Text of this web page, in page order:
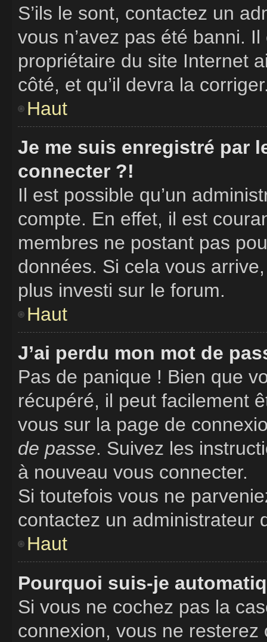
S’ils le sont, contactez un
vous n’avez pas été banni.
propriétaire du site Internet
côté, et qu’il devra la
Haut
Je me suis enregistré par
connecter ?!
Il est possible qu’un
compte. En effet, il est
membres ne postant pas
données. Si cela vous
plus investi sur le forum.
Haut
J’ai perdu mon mot de
Pas de panique ! Bien que
récupéré, il peut facilement
vous sur la page de
de passe. Suivez les
à nouveau vous connecter.
Si toutefois vous ne
contactez un administrateur
Haut
Pourquoi suis-je
Si vous ne cochez pas la
connexion, vous ne